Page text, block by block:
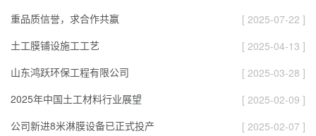
重品质信誉，求合作共赢
[ 2025-07-22 ]
土工膜铺设施工工艺
[ 2025-04-13 ]
山东鸿跃环保工程有限公司
[ 2025-03-28 ]
2025年中国土工材料行业展望
[ 2025-02-09 ]
公司新进8米淋膜设备已正式投产
[ 2025-02-07 ]